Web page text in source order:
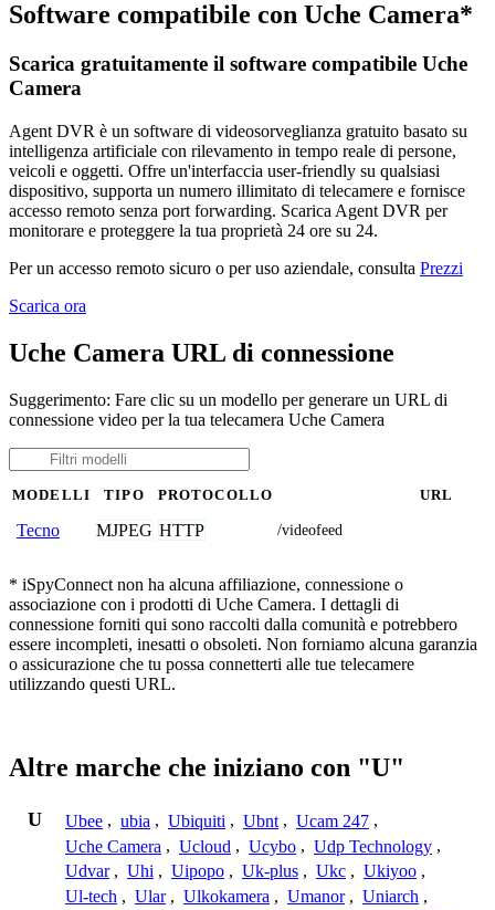
Software compatibile con Uche Camera*
Scarica gratuitamente il software compatibile Uche
Camera
Agent DVR è un software di videosorveglianza gratuito basato su
intelligenza artificiale con rilevamento in tempo reale di persone,
veicoli e oggetti. Offre un'interfaccia user-friendly su qualsiasi
dispositivo, supporta un numero illimitato di telecamere e fornisce
accesso remoto senza port forwarding. Scarica Agent DVR per
monitorare e proteggere la tua proprietà 24 ore su 24.
Per un accesso remoto sicuro o per uso aziendale, consulta Prezzi
Scarica ora
Uche Camera URL di connessione
Suggerimento: Fare clic su un modello per generare un URL di
connessione video per la tua telecamera Uche Camera
MODELLI TIPO PROTOCOLLO URL
Tecno MJPEG HTTP /videofeed
* iSpyConnect non ha alcuna affiliazione, connessione o
associazione con i prodotti di Uche Camera. I dettagli di
connessione forniti qui sono raccolti dalla comunità e potrebbero
essere incompleti, inesatti o obsoleti. Non forniamo alcuna garanzia
o assicurazione che tu possa connetterti alle tue telecamere
utilizzando questi URL.
Altre marche che iniziano con "U"
U Ubee , ubia , Ubiquiti , Ubnt , Ucam 247 ,
Uche Camera , Ucloud , Ucybo , Udp Technology ,
Udvar , Uhi , Uipopo , Uk-plus , Ukc , Ukiyoo ,
Ul-tech , Ular , Ulkokamera , Umanor , Uniarch ,